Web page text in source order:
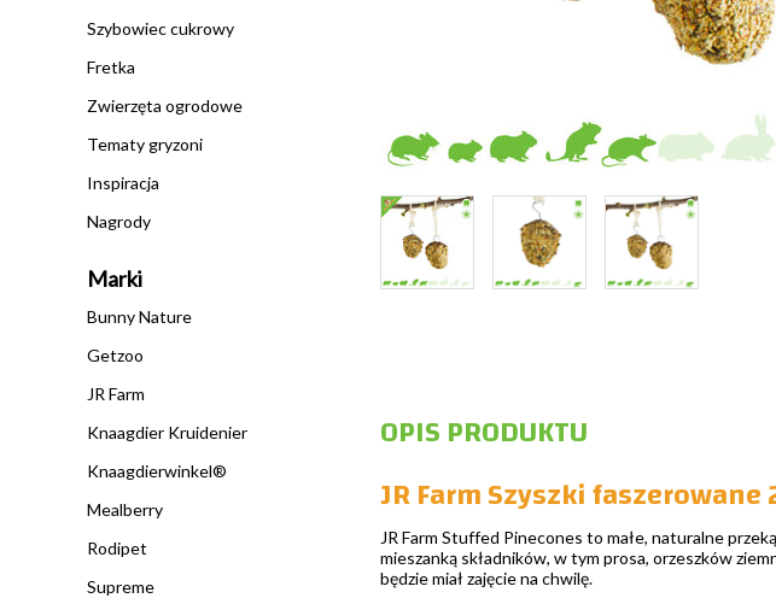
Szybowiec cukrowy
Fretka
Zwierzęta ogrodowe
Tematy gryzoni
Inspiracja
Nagrody
Marki
Bunny Nature
Getzoo
JR Farm
Knaagdier Kruidenier
Knaagdierwinkel®
Mealberry
Rodipet
Supreme
OPIS PRODUKTU
JR Farm Szyszki
JR Farm Stuffed Pinecones to małe, naturalne
mieszanką składników, w tym prosa, orzeszków
będzie miał zajęcie na chwilę.